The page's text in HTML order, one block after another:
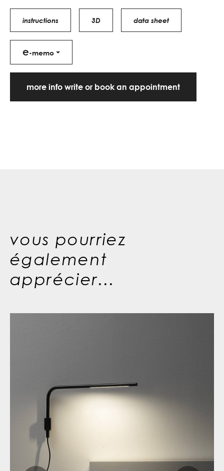
instructions 3D data sheet
e-memo
more info write or book an appointment
vous pourriez
également
apprécier...